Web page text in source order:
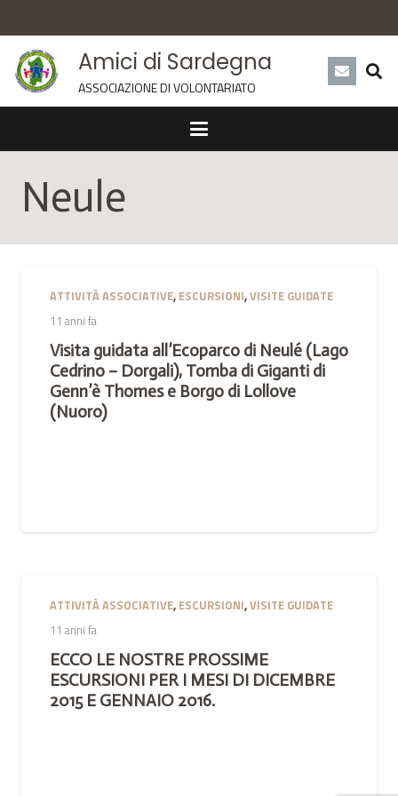
Amici di Sardegna
ASSOCIAZIONE DI VOLONTARIATO
Neule
ATTIVITÀ ASSOCIATIVE, ESCURSIONI,VISITE GUIDATE
11 anni fa
Visita guidata all’Ecoparco di Neulé (Lago
Cedrino – Dorgali), Tomba di Giganti di
Genn’è Thomes e Borgo di Lollove
(Nuoro)
ATTIVITÀ ASSOCIATIVE, ESCURSIONI,VISITE GUIDATE
11 anni fa
ECCO LE NOSTRE PROSSIME
ESCURSIONI PER I MESI DI DICEMBRE
2015 E GENNAIO 2016.